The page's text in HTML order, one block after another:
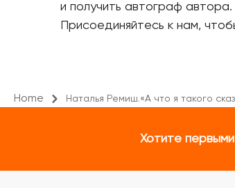
и получить автограф автора.
Присоединяйтесь к нам,
Home Наталья Ремиш.«А что я такого
Хотите